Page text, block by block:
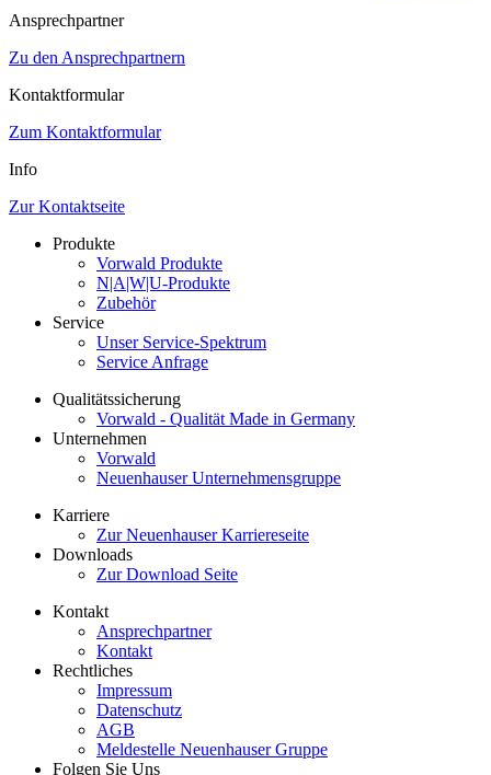
Ansprechpartner
Zu den Ansprechpartnern
Kontaktformular
Zum Kontaktformular
Info
Zur Kontaktseite
Produkte
Vorwald Produkte
N|A|W|U-Produkte
Zubehör
Service
Unser Service-Spektrum
Service Anfrage
Qualitätssicherung
Vorwald - Qualität Made in Germany
Unternehmen
Vorwald
Neuenhauser Unternehmensgruppe
Karriere
Zur Neuenhauser Karriereseite
Downloads
Zur Download Seite
Kontakt
Ansprechpartner
Kontakt
Rechtliches
Impressum
Datenschutz
AGB
Meldestelle Neuenhauser Gruppe
Folgen Sie Uns